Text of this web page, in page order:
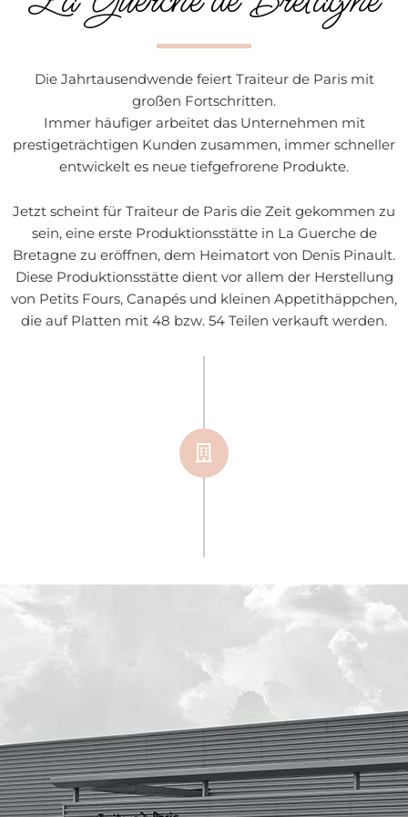
Die Jahrtausendwende feiert Traiteur de Paris mit
großen Fortschritten.
Immer häufiger arbeitet das Unternehmen mit
prestigeträchtigen Kunden zusammen, immer schneller
entwickelt es neue tiefgefrorene Produkte.
Jetzt scheint für Traiteur de Paris die Zeit gekommen zu
sein, eine erste Produktionsstätte in La Guerche de
Bretagne zu eröffnen, dem Heimatort von Denis Pinault.
Diese Produktionsstätte dient vor allem der Herstellung
von Petits Fours, Canapés und kleinen Appetithäppchen,
die auf Platten mit 48 bzw. 54 Teilen verkauft werden.